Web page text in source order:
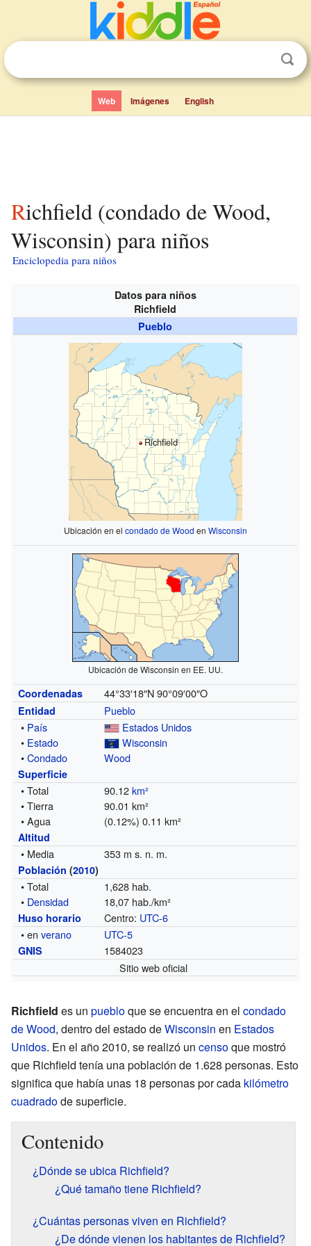
Web Imágenes English
Richfield (condado de Wood,
Wisconsin) para niños
Enciclopedia para niños
Datos para niños
Richfield
Pueblo
Richfield
Ubicación en el condado de Wood en Wisconsin
Ubicación de Wisconsin en EE. UU.
Coordenadas 44°33′18″N 90°09′00″O
Entidad
Pueblo
• País
Estados Unidos
• Estado
Wisconsin
•Condado Wood
Superficie
• Total 90.12km²
• Tierra
90.01 km²
• Agua
(0.12%) 0.11 km²
Altitud
• Media 353 m s. n. m.
Población (2010)
• Total
1,628 hab.
• Densidad 18,07 hab./km²
Huso horario Centro: UTC-6
• enverano UTC-5
GNIS
1584023
Sitio web oficial
Richfield es un puebloque se encuentra en el condado
de Wood, dentro del estado deWisconsin en Estados
Unidos. En el año 2010, se realizó un censoque mostró
que Richfield tenía una población de 1.628 personas. Esto
significa que había unas 18 personas por cada kilómetro
cuadradode superficie.
Contenido
¿Dónde se ubica Richfield?
¿Qué tamaño tiene Richfield?
¿Cuántas personas viven en Richfield?
¿De dónde vienen los habitantes de Richfield?